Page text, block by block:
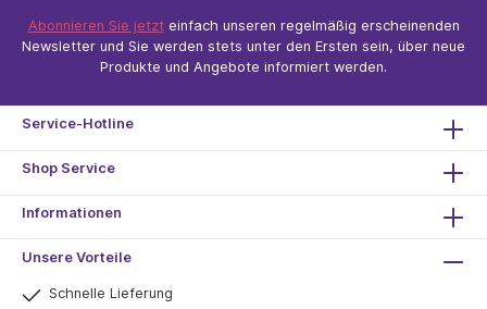
Abonnieren Sie jetzteinfach unseren regelmäßig erscheinenden
Newsletter und Sie werden stets unter den Ersten sein, über neue
Produkte und Angebote informiert werden.
Service-Hotline
Shop Service
Informationen
Unsere Vorteile
Schnelle Lieferung